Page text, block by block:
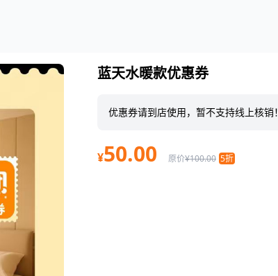
蓝天水暖款优惠券
优惠券请到店使用，暂不支持线上核销！
¥50.00 原价¥100.00 5折